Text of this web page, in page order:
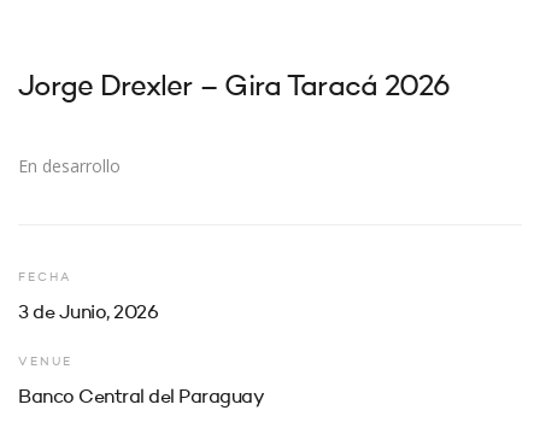
Jorge Drexler – Gira Taracá 2026
En desarrollo
FECHA
3 de Junio, 2026
VENUE
Banco Central del Paraguay